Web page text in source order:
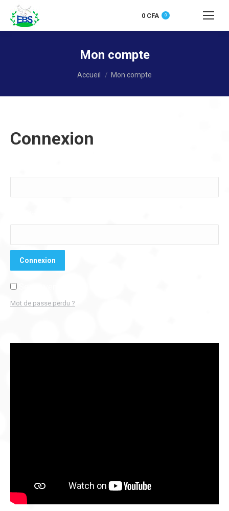
0 CFA 0
Recherche
:
Mon compte
Vous êtes ici :
Accueil Mon compte
Connexion
Connexion
Mot de passe perdu ?